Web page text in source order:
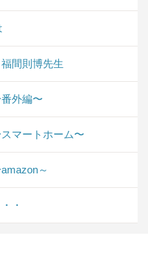
間則博先生
外編〜
マートホーム〜
～
・